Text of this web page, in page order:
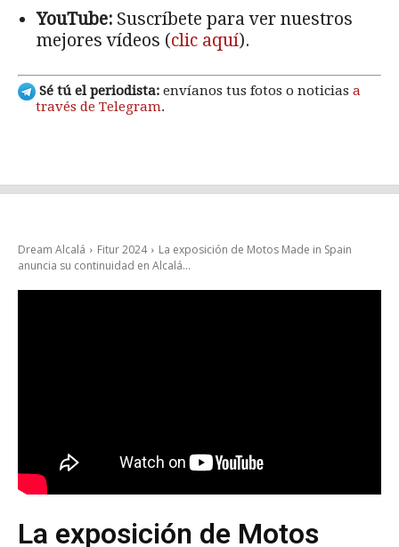
YouTube: Suscríbete para ver nuestros
mejores vídeos (clic aquí).
Sé tú el periodista: envíanos tus fotos o noticias a
través de Telegram.